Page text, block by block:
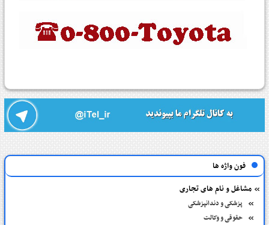
فون واژه ها
مشاغل و نام های تجاری
پزشکی و دندانپزشکی
حقوقی و وکالت